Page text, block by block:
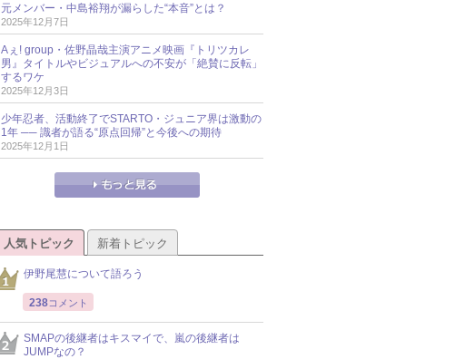
元メンバー・中島裕翔が漏らした“本音”とは？
2025年12月7日
Aぇ! group・佐野晶哉主演アニメ映画『トリツカレ
男』タイトルやビジュアルへの不安が「絶賛に反転」
するワケ
2025年12月3日
少年忍者、活動終了でSTARTO・ジュニア界は激動の
1年 ── 識者が語る“原点回帰”と今後への期待
2025年12月1日
人気トピック 新着トピック
伊野尾慧について語ろう
238コメント
SMAPの後継者はキスマイで、嵐の後継者は
JUMPなの？